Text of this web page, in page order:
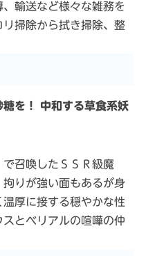
輸送など様々な雑務を
掃除から拭き掃除、整
を！ 中和する草食系妖
召喚したＳＳＲ級魔
りが強い面もあるが身
厚に接する穏やかな性
とベリアルの喧嘩の仲